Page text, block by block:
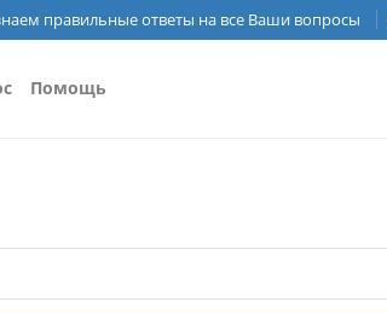
правильные ответы на все Ваши вопросы
Помощь